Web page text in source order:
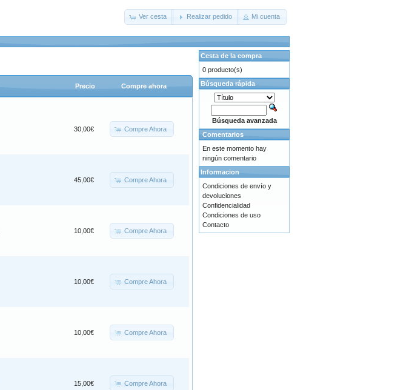
Ver cesta Realizar pedido Mi cuenta
Precio Compre ahora
30,00€ Compre Ahora
45,00€ Compre Ahora
10,00€ Compre Ahora
10,00€ Compre Ahora
10,00€ Compre Ahora
15,00€ Compre Ahora
Cesta de la compra
0 producto(s)
Búsqueda rápida
Búsqueda avanzada
Comentarios
En este momento hay
ningún comentario
Informacion
Condiciones de envío y
devoluciones
Confidencialidad
Condiciones de uso
Contacto